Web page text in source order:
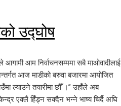
उद्घोष
आगामी आम निर्वाचनसम्ममा सबै माओवादीलाई
आज माडीको बरुवा बजारमा आयोजित
ल्याउने तयारीमा छौँ ।” उहाँले अब
एक्लै हिँड्न सक्दैन भन्ने भाष्य चिर्दै अघि